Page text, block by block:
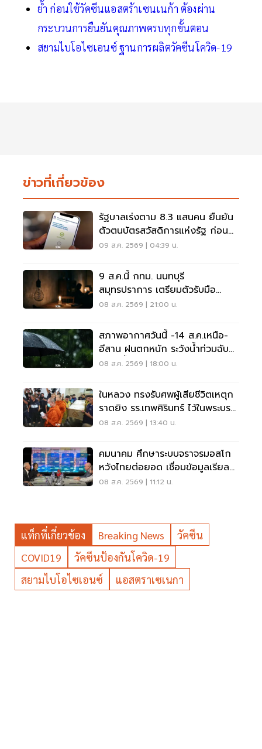
ย้ำ ก่อนใช้วัคซีนแอสตร้าเซนเนก้า ต้องผ่าน
กระบวนการยืนยันคุณภาพครบทุกขั้นตอน
สยามไบโอไซเอนซ์ ฐานการผลิตวัคซีนโควิด-19
ข่าวที่เกี่ยวข้อง
รัฐบาลเร่งตาม 8.3 แสนคน ยืนยัน
ตัวตนบัตรสวัสดิการแห่งรัฐ ก่อน
พลาดสิทธิ
09 ส.ค. 2569 | 04:39 น.
9 ส.ค.นี้ กทม. นนทบุรี
สมุทรปราการ เตรียมตัวรับมือ
'ไฟฟ้าดับ' หลายจุด
08 ส.ค. 2569 | 21:00 น.
สภาพอากาศวันนี้ -14 ส.ค.เหนือ-
อีสาน ฝนตกหนัก ระวังน้ำท่วมฉับ
พลัน น้ำป่าไหลหลาก
08 ส.ค. 2569 | 18:00 น.
ในหลวง ทรงรับศพผู้เสียชีวิตเหตุก
ราดยิง รร.เทพศิรินทร์ ไว้ในพระบรม
ราชานุเคราะห์
08 ส.ค. 2569 | 13:40 น.
คมนาคม ศึกษาระบบจราจรมอสโก
หวังไทยต่อยอด เชื่อมข้อมูลเรียล
ไทม์ แก้รถติด
08 ส.ค. 2569 | 11:12 น.
แท็กที่เกี่ยวข้อง Breaking News
วัคซีน
COVID19
วัคซีนป้องกันโควิด-19
สยามไบโอไซเอนซ์
แอสตราเซเนกา